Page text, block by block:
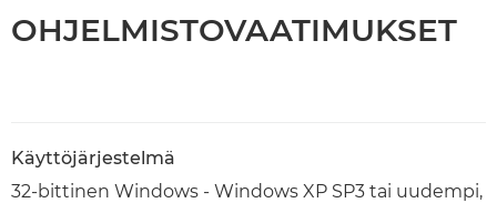
OHJELMISTOVAATIMUKSET
Käyttöjärjestelmä
32-bittinen Windows - Windows XP SP3 tai uudempi,